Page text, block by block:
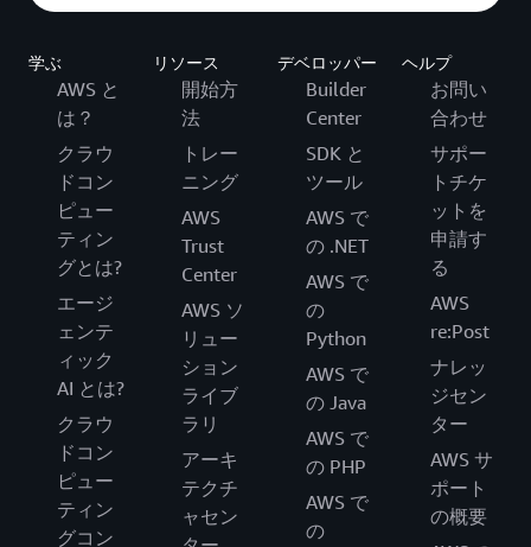
学ぶ
AWS と
は？
クラウ
ドコン
ピュー
ティン
グとは?
エージ
ェンテ
ィック
AI とは?
クラウ
ドコン
ピュー
ティン
グコン
リソース
開始方
法
トレー
ニング
AWS
Trust
Center
AWS ソ
リュー
ション
ライブ
ラリ
アーキ
テクチ
ャセン
デベロッパー
Builder
Center
SDK と
ツール
AWS で
の .NET
AWS で
の
Python
AWS で
の Java
AWS で
の PHP
AWS で
の
ヘルプ
お問い
合わせ
サポー
トチケ
ットを
申請す
る
AWS
re:Post
ナレッ
ジセン
ター
AWS サ
ポート
の概要